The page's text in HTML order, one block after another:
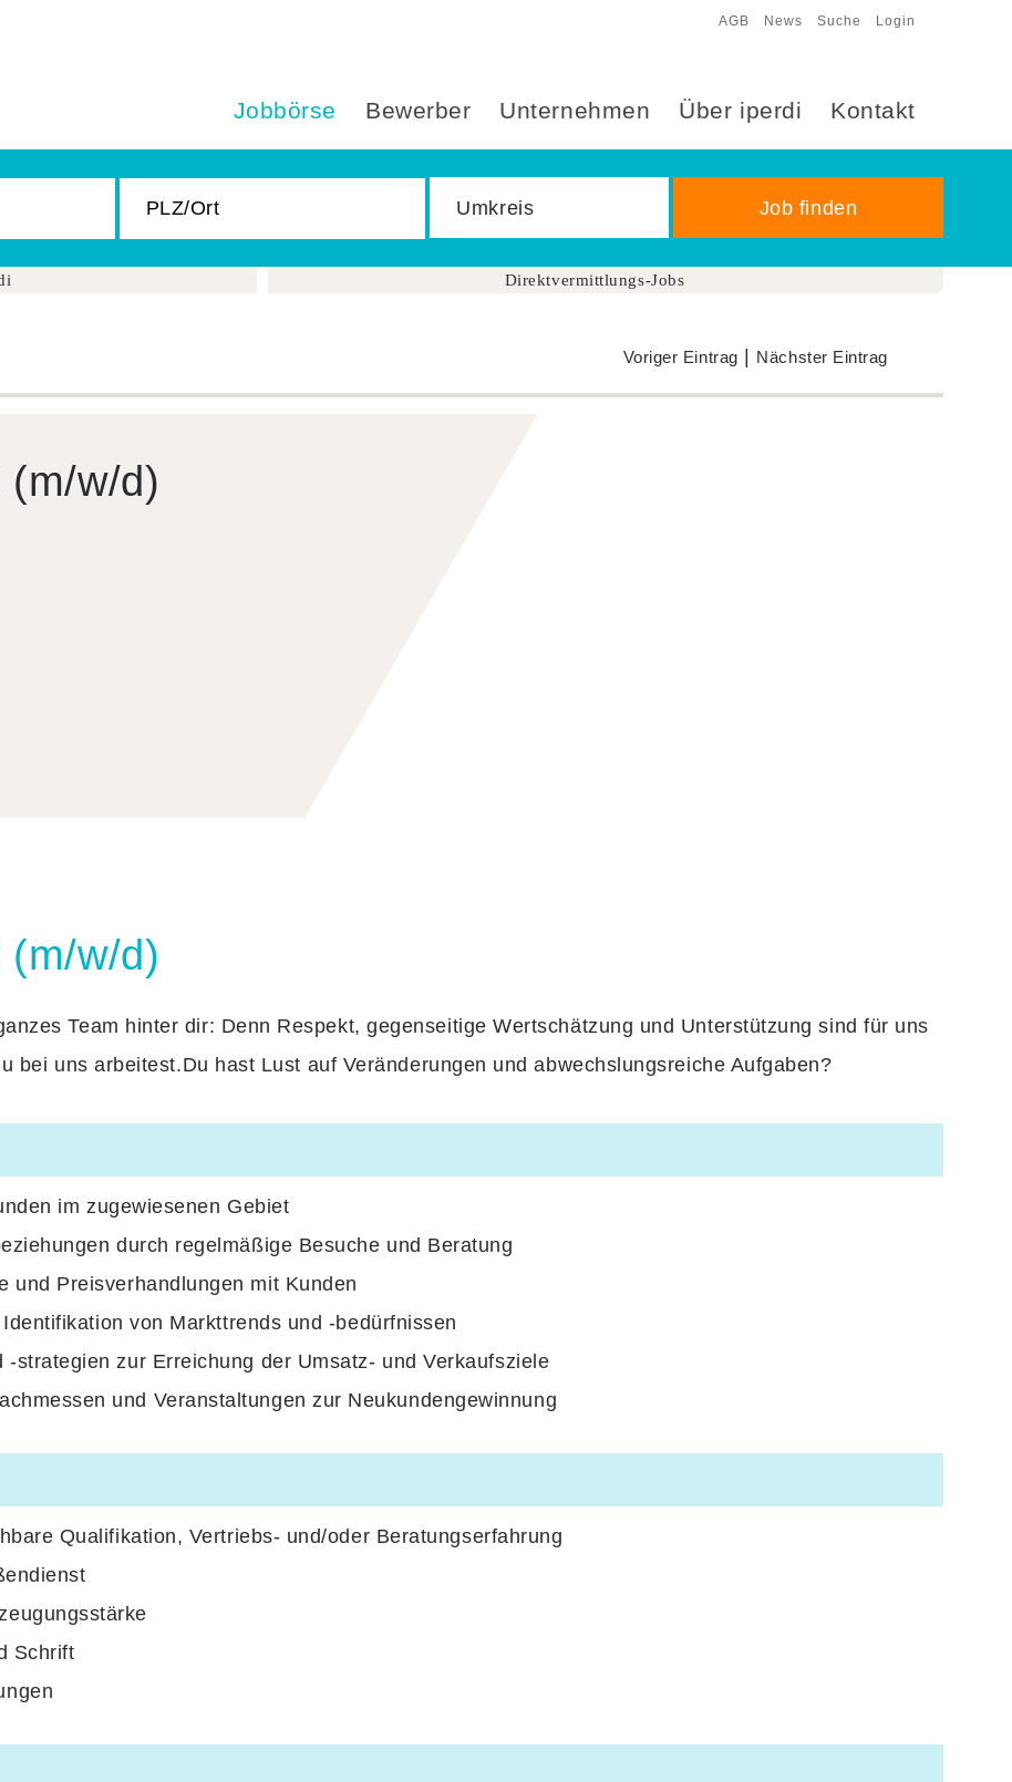
AGB News Suche Login
Jobbörse Bewerber Unternehmen Über iperdi Kontakt
Direktvermittlungs-Jobs
Voriger Eintrag | Nächster Eintrag
(m/w/d)
(m/w/d)
Team hinter dir: Denn Respekt, gegenseitige Wertschätzung und Unterstützung sind für uns
bei uns arbeitest.Du hast Lust auf Veränderungen und abwechslungsreiche Aufgaben?
im zugewiesenen Gebiet
durch regelmäßige Besuche und Beratung
und Preisverhandlungen mit Kunden
von Markttrends und -bedürfnissen
strategien zur Erreichung der Umsatz- und Verkaufsziele
und Veranstaltungen zur Neukundengewinnung
Qualifikation, Vertriebs- und/oder Beratungserfahrung
Schrift